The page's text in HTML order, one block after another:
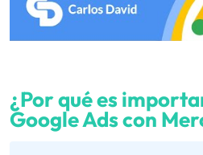
¿Por qué es
Google Ads con